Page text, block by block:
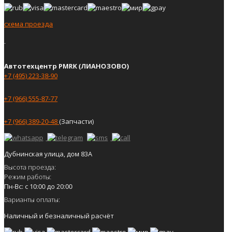
схема проезда
Автотехцентр PMRK (ЛИАНОЗОВО)
+7 (495) 223-38-90
+7 (966) 555-87-77
+7 (966) 389-20-48(Запчасти)
Дубнинская улица, дом 83А
Высота проезда:
Режим работы:
Пн-Вс: с 10:00 до 20:00
Варианты оплаты:
Наличный и безналичный расчёт